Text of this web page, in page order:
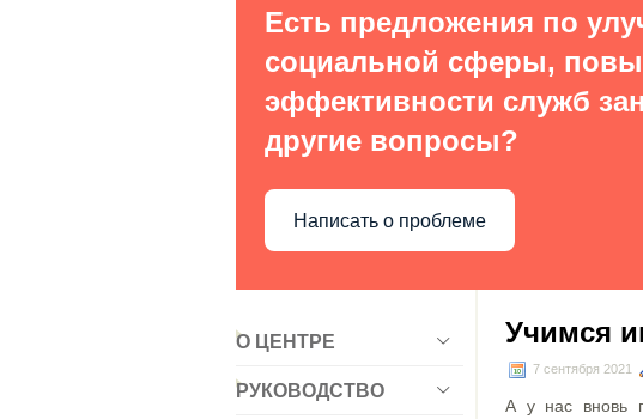
Есть предложения по
социальной сферы,
эффективности служб
другие вопросы?
Написать о проблеме
О ЦЕНТРЕ
РУКОВОДСТВО
Учимся
7 сентября 2021
А у нас вновь